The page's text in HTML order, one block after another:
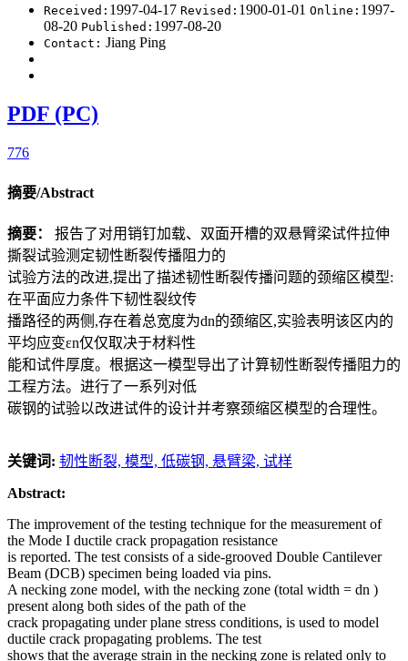
Received: 1997-04-17 Revised: 1900-01-01 Online: 1997-
08-20 Published: 1997-08-20
Contact: Jiang Ping
PDF (PC)
776
摘要/Abstract
摘要： 报告了对用销钉加载、双面开槽的双悬臂梁试件拉伸
撕裂试验测定韧性断裂传播阻力的
试验方法的改进,提出了描述韧性断裂传播问题的颈缩区模型:
在平面应力条件下韧性裂纹传
播路径的两侧,存在着总宽度为dn的颈缩区,实验表明该区内的
平均应变εn仅仅取决于材料性
能和试件厚度。根据这一模型导出了计算韧性断裂传播阻力的
工程方法。进行了一系列对低
碳钢的试验以改进试件的设计并考察颈缩区模型的合理性。
关键词: 韧性断裂, 模型, 低碳钢, 悬臂梁, 试样
Abstract:
The improvement of the testing technique for the measurement of
the Mode I ductile crack propagation resistance
is reported. The test consists of a side-grooved Double Cantilever
Beam (DCB) specimen being loaded via pins.
A necking zone model, with the necking zone (total width = dn )
present along both sides of the path of the
crack propagating under plane stress conditions, is used to model
ductile crack propagating problems. The test
shows that the average strain in the necking zone is related only to